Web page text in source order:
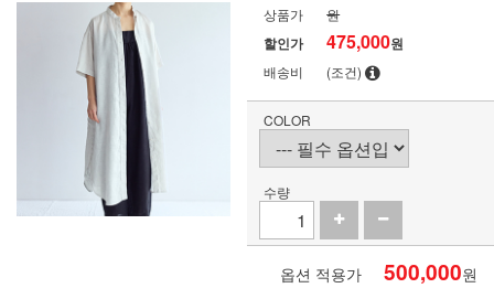
상품가 원
할인가 475,000원
배송비 (조건)
COLOR
수량
옵션 적용가 500,000원